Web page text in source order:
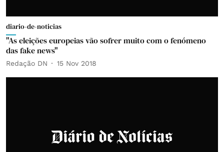
diario-de-noticias
"As eleições europeias vão sofrer muito com o fenómeno
das fake news"
Redação DN 15 Nov 2018